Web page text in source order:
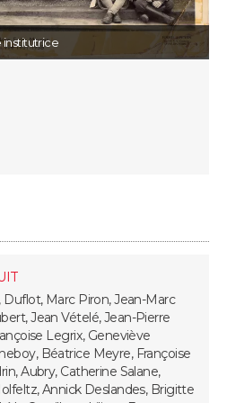
Duflot, Marc Piron, Jean-Marc
Jean Vételé, Jean-Pierre
Legrix, Geneviève
Béatrice Meyre, Françoise
Aubry, Catherine Salane,
Annick Deslandes, Brigitte